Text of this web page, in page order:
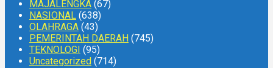
MAJALENGKA (67)
NASIONAL (638)
OLAHRAGA (43)
PEMERINTAH DAERAH (745)
TEKNOLOGI (95)
Uncategorized (714)